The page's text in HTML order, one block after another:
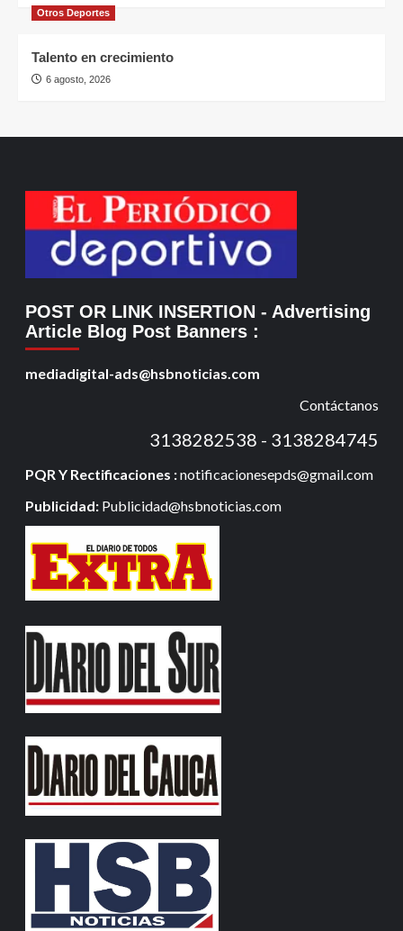
Otros Deportes
Talento en crecimiento
6 agosto, 2026
POST OR LINK INSERTION - Advertising
Article Blog Post Banners :
mediadigital-ads@hsbnoticias.com
Contáctanos
3138282538 - 3138284745
PQR Y Rectificaciones :notificacionesepds@gmail.com
Publicidad: Publicidad@hsbnoticias.com